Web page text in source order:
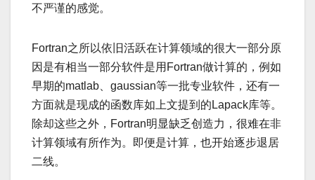
不严谨的感觉。
Fortran之所以依旧活跃在计算领域的很大一部分原
因是有相当一部分软件是用Fortran做计算的，例如
早期的matlab、gaussian等一批专业软件，还有一
方面就是现成的函数库如上文提到的Lapack库等。
除却这些之外，Fortran明显缺乏创造力，很难在非
计算领域有所作为。即便是计算，也开始逐步退居
二线。